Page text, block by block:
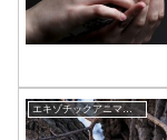
エキゾチックアニマル(小動物)